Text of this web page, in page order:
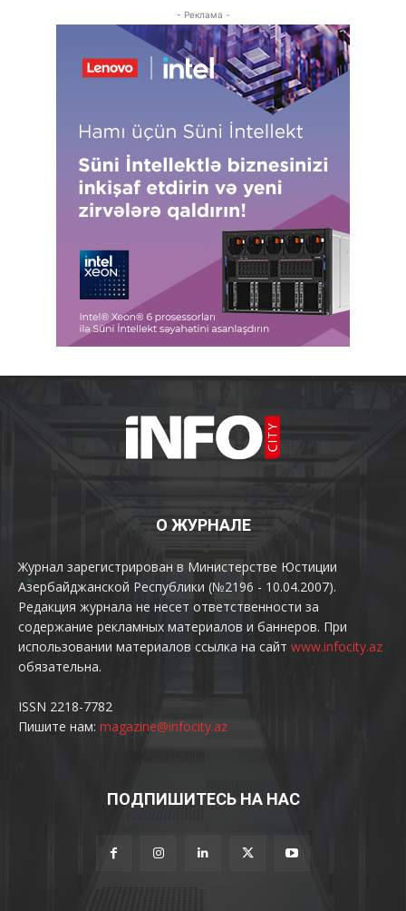
- Реклама -
О ЖУРНАЛЕ
Журнал зарегистрирован в Министерстве Юстиции
Азербайджанской Республики (№2196 - 10.04.2007).
Редакция журнала не несет ответственности за
содержание рекламных материалов и баннеров. При
использовании материалов ссылка на сайт www.infocity.az
обязательна.
ISSN 2218-7782
Пишите нам: magazine@infocity.az
ПОДПИШИТЕСЬ НА НАС